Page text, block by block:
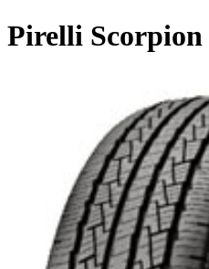
Pirelli Scorpion